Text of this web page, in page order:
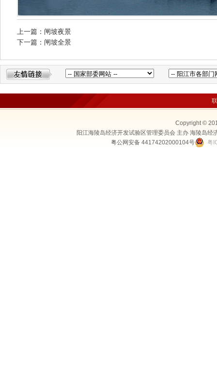
上一篇：闸坡夜景
下一篇：闸坡全景
Copyright ©
阳江海陵岛经济开发试验区管理委员会 主办 海陵岛
粤公网安备 44174202000104号
粤